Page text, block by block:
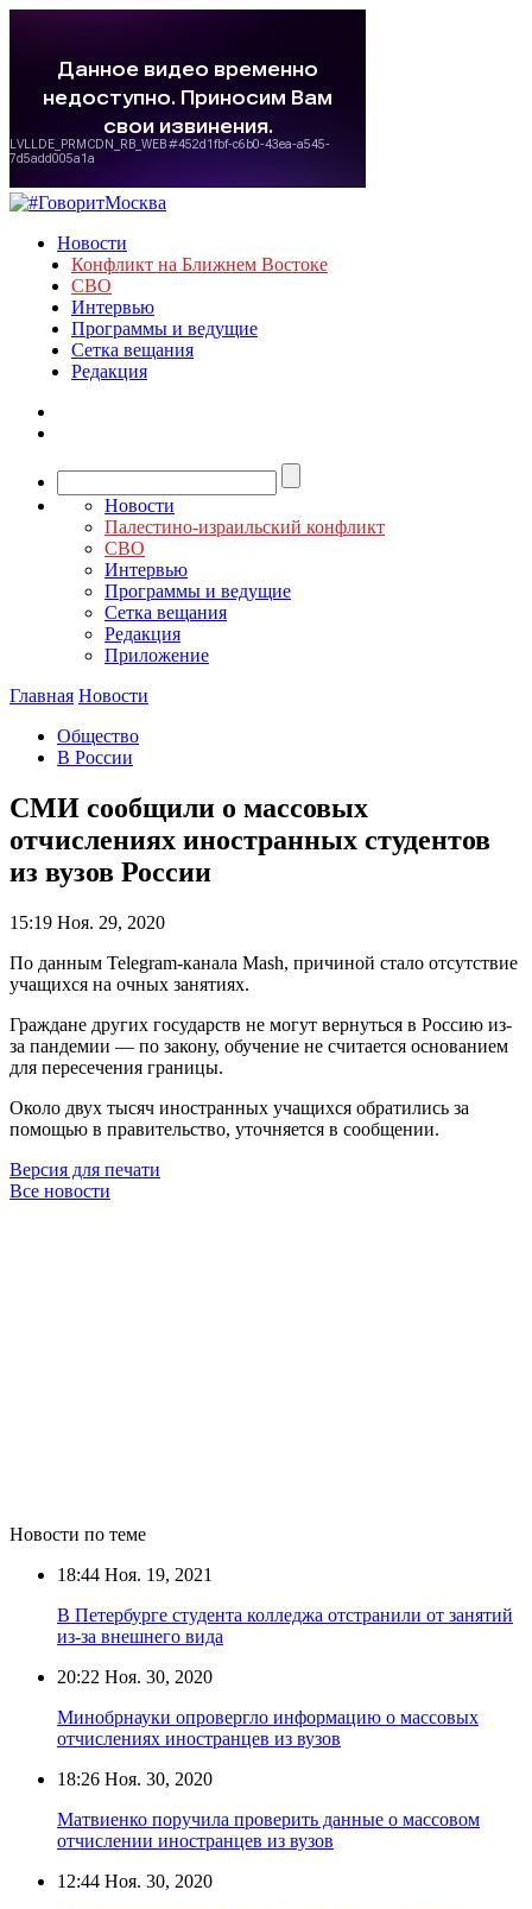
Новости
Конфликт на Ближнем Востоке
СВО
Интервью
Программы и ведущие
Сетка вещания
Редакция
Новости
Палестино-израильский конфликт
СВО
Интервью
Программы и ведущие
Сетка вещания
Редакция
Приложение
Главная Новости
Общество
В России
СМИ сообщили о массовых
отчислениях иностранных студентов
из вузов России
15:19 Ноя. 29, 2020
По данным Telegram-канала Mash, причиной стало отсутствие
учащихся на очных занятиях.
Граждане других государств не могут вернуться в Россию из-
за пандемии — по закону, обучение не считается основанием
для пересечения границы.
Около двух тысяч иностранных учащихся обратились за
помощью в правительство, уточняется в сообщении.
Версия для печати
Все новости
Новости по теме
18:44 Ноя. 19, 2021
В Петербурге студента колледжа отстранили от занятий
из-за внешнего вида
20:22 Ноя. 30, 2020
Минобрнауки опровергло информацию о массовых
отчислениях иностранцев из вузов
18:26 Ноя. 30, 2020
Матвиенко поручила проверить данные о массовом
отчислении иностранцев из вузов
12:44 Ноя. 30, 2020